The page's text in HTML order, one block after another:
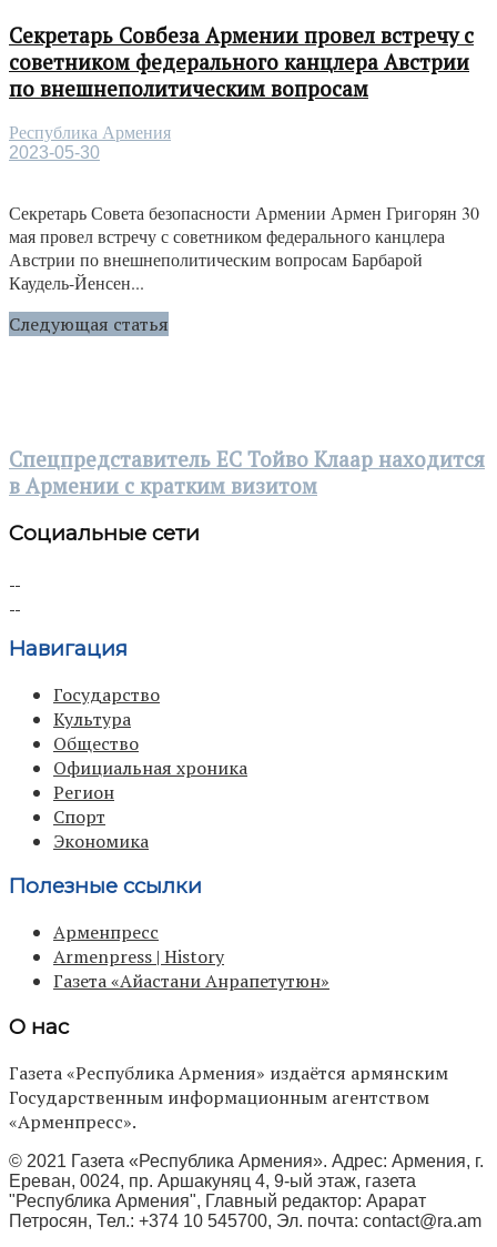
Секретарь Совбеза Армении провел встречу с
советником федерального канцлера Австрии
по внешнеполитическим вопросам
Республика Армения
2023-05-30
Секретарь Совета безопасности Армении Армен Григорян 30
мая провел встречу с советником федерального канцлера
Австрии по внешнеполитическим вопросам Барбарой
Каудель-Йенсен...
Следующая статья
Спецпредставитель ЕС Тойво Клаар находится
в Армении с кратким визитом
Социальные сети
Навигация
Государство
Культура
Общество
Официальная хроника
Регион
Спорт
Экономика
Полезные ссылки
Арменпресс
Armenpress | History
Газета «Айастани Анрапетутюн»
О нас
Газета «Республика Армения» издаётся армянским
Государственным информационным агентством
«Арменпресс».
© 2021 Газета «Республика Армения». Адрес: Армения, г.
Ереван, 0024, пр. Аршакуняц 4, 9-ый этаж, газета
"Республика Армения", Главный редактор: Арарат
Петросян, Тел.: +374 10 545700, Эл. почта: contact@ra.am